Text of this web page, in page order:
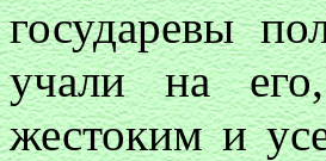
государевы
учали на
жестоким и